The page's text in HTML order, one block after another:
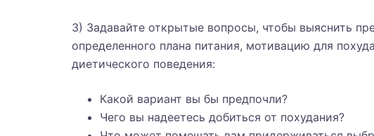
3) Задавайте открытые вопросы, чтобы выяснить
определенного плана питания, мотивацию для
диетического поведения:
Какой вариант вы бы предпочли?
Чего вы надеетесь добиться от похудания?